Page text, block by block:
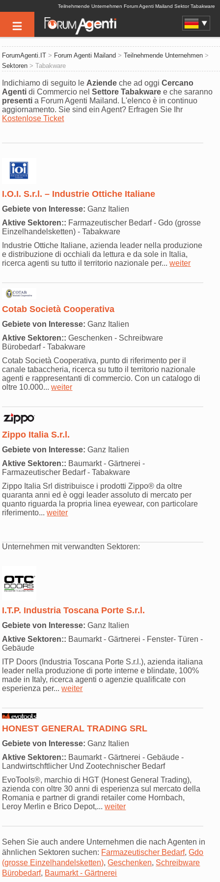
Teilnehmende Unternehmen Forum Agenti Mailand Sektor Tabakware
ForumAgenti.IT > Forum Agenti Mailand >Teilnehmende Unternehmen >
Sektoren > Tabakware
Indichiamo di seguito le Aziende che ad oggiCercano
Agenti di Commercio nelSettore Tabakware e che saranno
presenti a Forum Agenti Mailand. L'elenco è in continuo
aggiornamento. Sie sind ein Agent? Erfragen Sie Ihr
Kostenlose Ticket
I.O.I. S.r.l. – Industrie Ottiche Italiane
Gebiete von Interesse: Ganz Italien
Aktive Sektoren:: Farmazeutischer Bedarf - Gdo (grosse
Einzelhandelsketten) - Tabakware
Industrie Ottiche Italiane, azienda leader nella produzione
e distribuzione di occhiali da lettura e da sole in Italia,
ricerca agenti su tutto il territorio nazionale per...weiter
Cotab Società Cooperativa
Gebiete von Interesse: Ganz Italien
Aktive Sektoren:: Geschenken - Schreibware
Bürobedarf - Tabakware
Cotab Società Cooperativa, punto di riferimento per il
canale tabaccheria, ricerca su tutto il territorio nazionale
agenti e rappresentanti di commercio. Con un catalogo di
oltre 10.000...weiter
Zippo Italia S.r.l.
Gebiete von Interesse: Ganz Italien
Aktive Sektoren:: Baumarkt - Gärtnerei -
Farmazeutischer Bedarf - Tabakware
Zippo Italia Srl distribuisce i prodotti Zippo® da oltre
quaranta anni ed è oggi leader assoluto di mercato per
quanto riguarda la propria linea eyewear, con particolare
riferimento...weiter
Unternehmen mit verwandten Sektoren:
I.T.P. Industria Toscana Porte S.r.l.
Gebiete von Interesse: Ganz Italien
Aktive Sektoren:: Baumarkt - Gärtnerei - Fenster- Türen -
Gebäude
ITP Doors (Industria Toscana Porte S.r.l.), azienda italiana
leader nella produzione di porte interne e blindate, 100%
made in Italy, ricerca agenti o agenzie qualificate con
esperienza per...weiter
HONEST GENERAL TRADING SRL
Gebiete von Interesse: Ganz Italien
Aktive Sektoren:: Baumarkt - Gärtnerei - Gebäude -
Landwirtschftlicher Und Zootechnischer Bedarf
EvoTools®, marchio di HGT (Honest General Trading),
azienda con oltre 30 anni di esperienza sul mercato della
Romania e partner di grandi retailer come Hornbach,
Leroy Merlin e Brico Depot,...weiter
Sehen Sie auch andere Unternehmen die nach Agenten in
ähnlichen Sektoren suchen: Farmazeutischer Bedarf,Gdo
(grosse Einzelhandelsketten),Geschenken, Schreibware
Bürobedarf, Baumarkt - Gärtnerei